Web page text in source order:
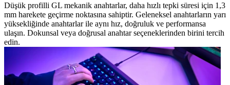
Düşük profilli GL mekanik anahtarlar, daha hızlı tepki süresi için 1,3
mm harekete geçirme noktasına sahiptir. Geleneksel anahtarların yarı
yüksekliğinde anahtarlar ile aynı hız, doğruluk ve performansa
ulaşın. Dokunsal veya doğrusal anahtar seçeneklerinden birini tercih
edin.